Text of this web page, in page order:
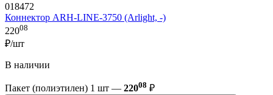
018472
Коннектор ARH-LINE-3750 (Arlight, -)
22008
₽/шт
В наличии
Пакет (полиэтилен) 1 шт — 22008 ₽